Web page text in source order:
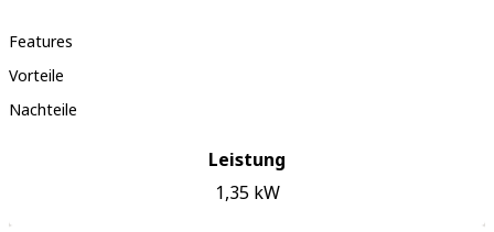
Features
Vorteile
Nachteile
Leistung
1,35kW